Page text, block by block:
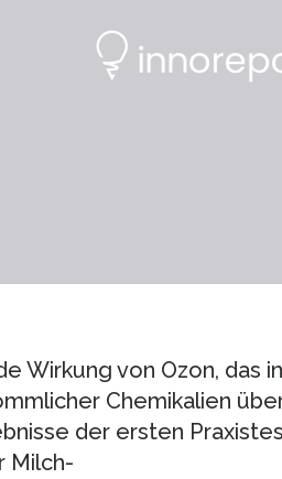
Wirkung von Ozon, das
Chemikalien
der ersten
Milch-